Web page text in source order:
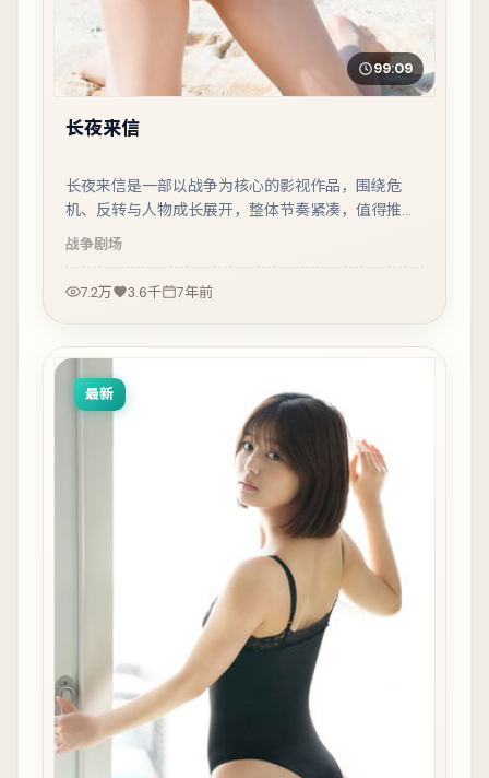
99:09
长夜来信
长夜来信是一部以战争为核心的影视作品，围绕危
机、反转与人物成长展开，整体节奏紧凑，值得推荐
观看。
战争剧场
7.2万 3.6千 7年前
最新